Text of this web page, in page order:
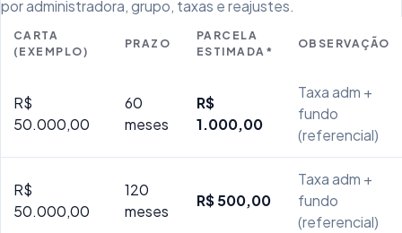
por administradora, grupo, taxas e reajustes.
CARTA
(EXEMPLO)
PRAZO
PARCELA
ESTIMADA*
OBSERVAÇÃO
R$
50.000,00
60
meses
R$
1.000,00
Taxa adm +
fundo
(referencial)
R$
50.000,00
120
meses
R$ 500,00
Taxa adm +
fundo
(referencial)